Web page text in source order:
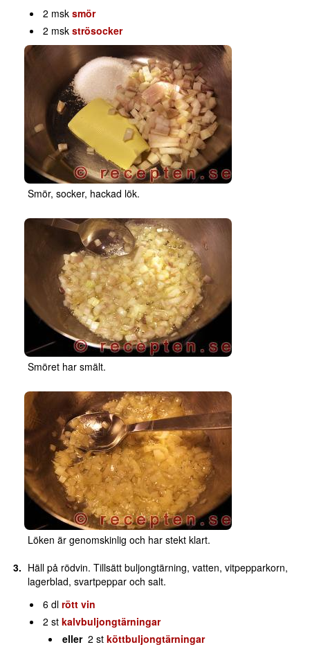
2 msksmör
2 mskströsocker
Smör, socker, hackad lök.
Smöret har smält.
Löken är genomskinlig och har stekt klart.
Häll på rödvin. Tillsätt buljongtärning, vatten, vitpepparkorn,
lagerblad, svartpeppar och salt.
6 dlrött vin
2 stkalvbuljongtärningar
eller2 stköttbuljongtärningar